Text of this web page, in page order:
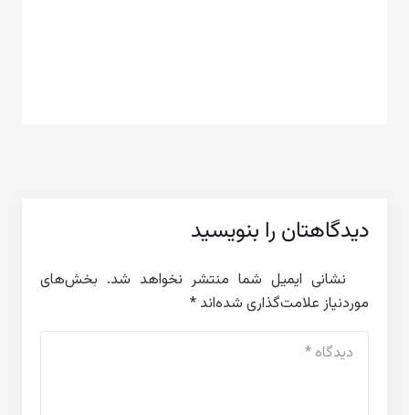
دیدگاهتان را بنویسید
نشانی ایمیل شما منتشر نخواهد شد. بخش‌های
موردنیاز علامت‌گذاری شده‌اند *